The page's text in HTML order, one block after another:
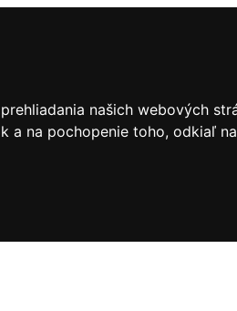
našich webových
a na pochopenie toho, odkiaľ